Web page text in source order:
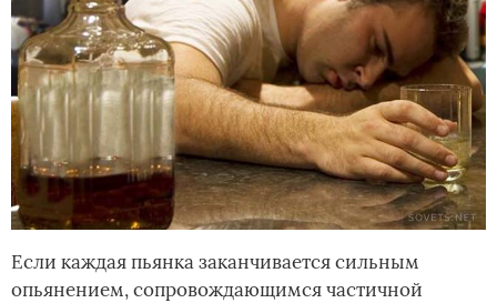
Если каждая пьянка заканчивается сильным
опьянением, сопровождающимся частичной